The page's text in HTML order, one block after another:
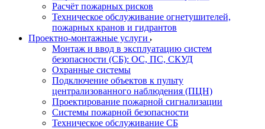
Расчёт пожарных рисков
Техническое обслуживание огнетушителей,
пожарных кранов и гидрантов
Проектно-монтажные услуги
Монтаж и ввод в эксплуатацию систем
безопасности (СБ): ОС, ПС, СКУД
Охранные системы
Подключение объектов к пульту
централизованного наблюдения (ПЦН)
Проектирование пожарной сигнализации
Системы пожарной безопасности
Техническое обслуживание СБ